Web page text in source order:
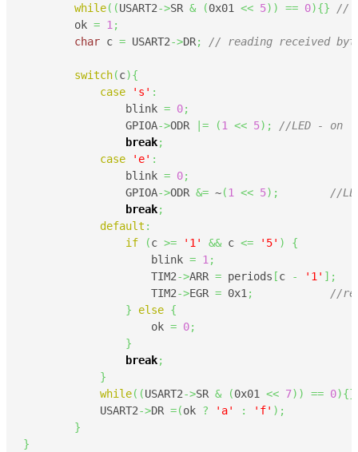
while( (USART2->SR & (0x01 << 5) ) == 0){}
//
        ok
= 1 ;
char c = USART2->DR; // reading received
switch(c){
case
's' :
                blink
= 0;
                GPIOA
->ODR |= (1 << 5) ;
//LED - on
break;
case
'e' :
	        blink
= 0;
	        GPIOA
->ODR &= ~(1 << 5) ;
//
break;
default :
if
(c >= '1' && c <= '5' )
{
	      	    blink
= 1 ;
	 	    TIM2
->ARR = periods [c - '1' ] ;
	            TIM2
->EGR = 0x1 ;
//
}
else {
                    ok
= 0;
}
break;
}
while( (USART2->SR & (0x01 << 7) ) == 0){}
USART2->DR =(ok ? 'a' : 'f' ) ;
}
}